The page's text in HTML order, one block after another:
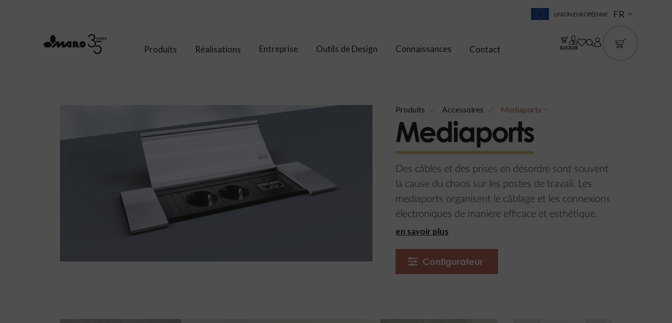
Produits Réalisations Entreprise Outils de Design Connaissances Contact B2CB2B
UNION EUROPÉENNE FR
Produits Accessoires Mediaports
Mediaports
Des câbles et des prises en désordre sont souvent
la cause du chaos sur les postes de travail. Les
mediaports organisent le câblage et les connexions
électroniques de manière efficace et esthétique.
en savoir plus
Configurateur